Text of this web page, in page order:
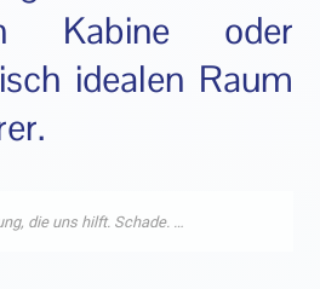
Kabine oder
idealen Raum